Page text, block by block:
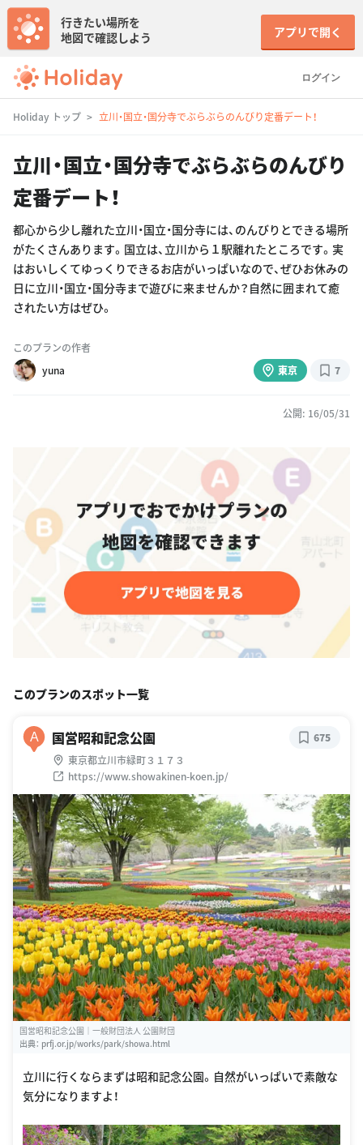
ログイン
行きたい場所を
地図で確認しよう
アプリで開く
Holiday トップ 立川・国立・国分寺でぶらぶらのんびり定番デート！
立川・国立・国分寺でぶらぶらのんびり
定番デート！
都心から少し離れた立川・国立・国分寺には、のんびりとできる場所
がたくさんあります。国立は、立川から１駅離れたところです。実
はおいしくてゆっくりできるお店がいっぱいなので、ぜひお休みの
日に立川・国立・国分寺まで遊びに来ませんか？自然に囲まれて癒
されたい方はぜひ。
このプランの作者
yuna
東京 7
公開: 16/05/31
このプランのスポット一覧
A 国営昭和記念公園
東京都立川市緑町３１７３
https://www.showakinen-koen.jp/
675
国営昭和記念公園｜一般財団法人 公園財団
出典： prfj.or.jp/works/park/showa.html
立川に行くならまずは昭和記念公園。自然がいっぱいで素敵な
気分になりますよ！